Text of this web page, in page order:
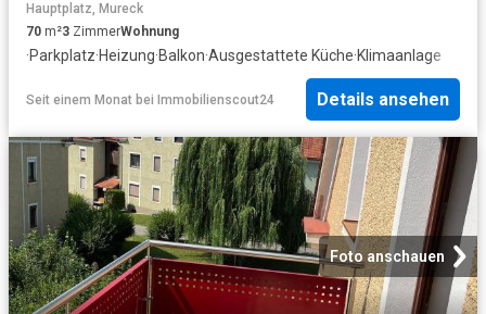
Hauptplatz, Mureck
70 m²3 ZimmerWohnung
·Parkplatz·Heizung·Balkon·Ausgestattete Küche·Klimaanlage
Seit einem Monat bei Immobilienscout24 Details ansehen
Foto anschauen